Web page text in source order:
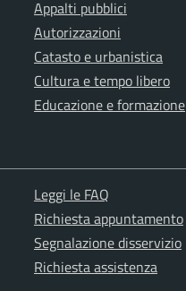
Appalti pubblici
Autorizzazioni
Catasto e urbanistica
Cultura e tempo libero
Educazione e formazione
Leggi le FAQ
Richiesta appuntamento
Segnalazione disservizio
Richiesta assistenza